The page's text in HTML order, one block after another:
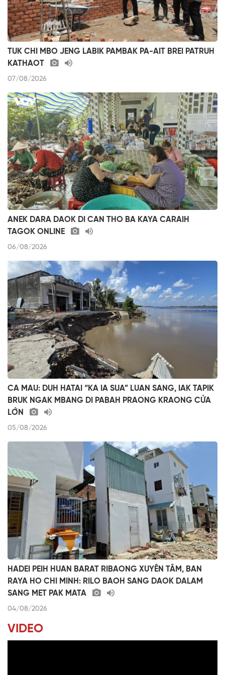
TUK CHI MBO JENG LABIK PAMBAK PA-AIT BREI PATRUH
KATHAOT
07/08/2026
ANEK DARA DAOK DI CAN THO BA KAYA CARAIH
TAGOK ONLINE
06/08/2026
CA MAU: DUH HATAI “KA IA SUA” LUAN SANG, IAK TAPIK
BRUK NGAK MBANG DI PABAH PRAONG KRAONG CỬA
LỚN
05/08/2026
HADEI PEIH HUAN BARAT RIBAONG XUYÊN TÂM, BAN
RAYA HO CHI MINH: RILO BAOH SANG DAOK DALAM
SANG MET PAK MATA
04/08/2026
VIDEO